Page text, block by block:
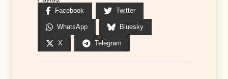
Facebook Twitter
WhatsApp Bluesky
X Telegram